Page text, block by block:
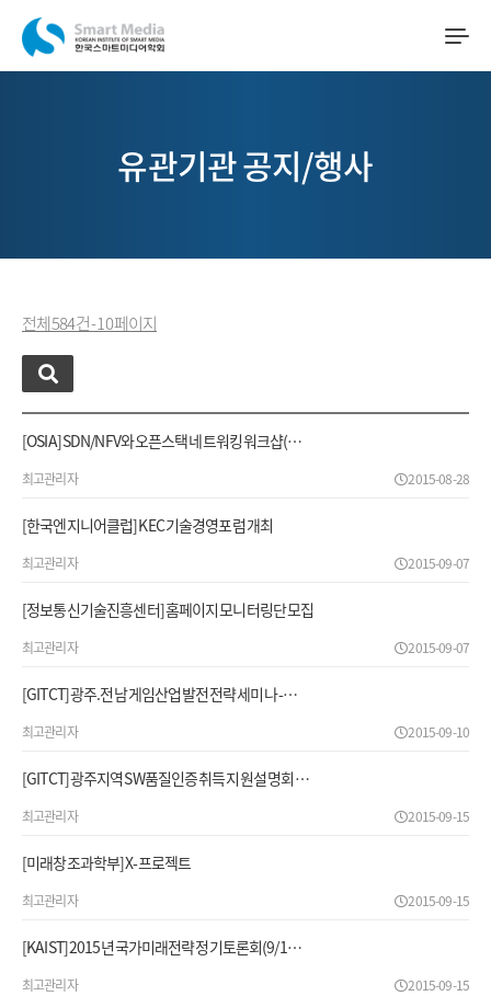
유관기관 공지/행사
전체 584 건 - 10 페이지
[OSIA] SDN/NFV와 오픈스택 네트워킹 워크샵(…
최고관리자 2015-08-28
[한국엔지니어클럽] KEC 기술경영포럼 개최
최고관리자 2015-09-07
[정보통신기술진흥센터] 홈페이지 모니터링단 모집
최고관리자 2015-09-07
[GITCT] 광주.전남 게임산업 발전 전략 세미나 -…
최고관리자 2015-09-10
[GITCT] 광주지역 SW품질인증 취득 지원 설명회 …
최고관리자 2015-09-15
[미래창조과학부] X-프로젝트
최고관리자 2015-09-15
[KAIST] 2015년 국가미래전략 정기토론회(9/1…
최고관리자 2015-09-15